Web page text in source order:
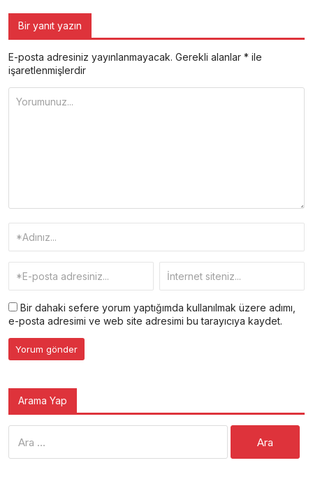
Bir yanıt yazın
E-posta adresiniz yayınlanmayacak. Gerekli alanlar * ile
işaretlenmişlerdir
Bir dahaki sefere yorum yaptığımda kullanılmak üzere adımı,
e-posta adresimi ve web site adresimi bu tarayıcıya kaydet.
Arama Yap